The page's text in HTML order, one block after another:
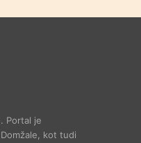
Portal je
kot tudi